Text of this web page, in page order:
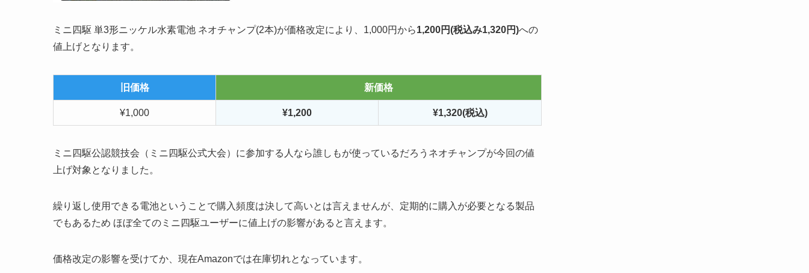
ミニ四駆 単3形ニッケル水素電池 ネオチャンプ(2本)が価格改定により、1,000円から1,200円(税込み1,320円)への
値上げとなります。
旧価格 新価格
¥1,000 ¥1,200 ¥1,320(税込)
ミニ四駆公認競技会（ミニ四駆公式大会）に参加する人なら誰しもが使っているだろうネオチャンプが今回の値
上げ対象となりました。
繰り返し使用できる電池ということで購入頻度は決して高いとは言えませんが、定期的に購入が必要となる製品
でもあるため ほぼ全てのミニ四駆ユーザーに値上げの影響があると言えます。
価格改定の影響を受けてか、現在Amazonでは在庫切れとなっています。